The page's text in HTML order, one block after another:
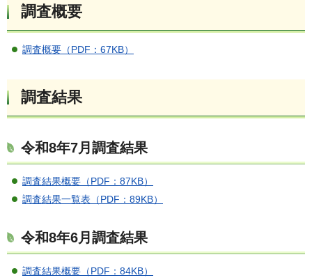
調査概要
調査概要（PDF：67KB）
調査結果
令和8年7月調査結果
調査結果概要（PDF：87KB）
調査結果一覧表（PDF：89KB）
令和8年6月調査結果
調査結果概要（PDF：84KB）